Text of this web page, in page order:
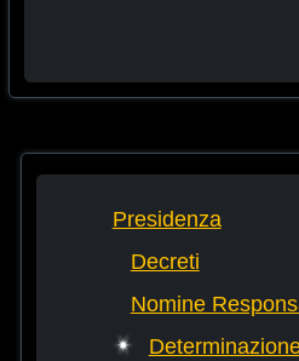
Presidenza
Decreti
Nomine